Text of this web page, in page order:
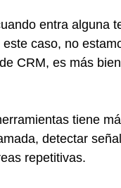
entra alguna
caso, no
CRM, es más bien
tiene
detectar
repetitivas.